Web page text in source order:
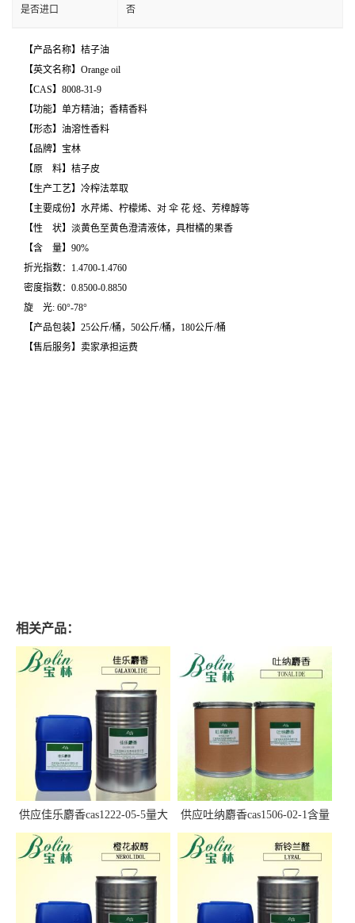
是否进口 否
【产品名称】桔子油
【英文名称】Orange oil
【CAS】8008-31-9
【功能】单方精油；香精香料
【形态】油溶性香料
【品牌】宝林
【原 料】桔子皮
【生产工艺】冷榨法萃取
【主要成份】水芹烯、柠檬烯、对 伞 花 烃、芳樟醇等
【性 状】淡黄色至黄色澄清液体，具柑橘的果香
【含 量】90%
折光指数：1.4700-1.4760
密度指数：0.8500-0.8850
旋 光: 60°-78°
【产品包装】25公斤/桶，50公斤/桶，180公斤/桶
【售后服务】卖家承担运费
相关产品：
供应佳乐麝香cas1222-05-5量大
优惠
供应吐纳麝香cas1506-02-1含量
97.5%+